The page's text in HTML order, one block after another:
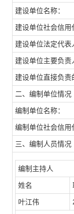
建设单位名称：
建设单位社会信用
建设单位法定代表
建设单位主要负责
建设单位直接负责
二、编制单位情况
编制单位名称：
编制单位社会信用
三、编制人员情况
编制主持人
姓名
叶江伟